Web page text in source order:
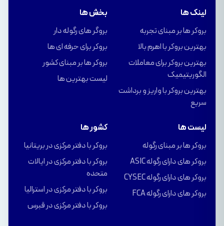
لینک ها
بروکر ها بر مبنای تجربه
بهترین بروکر با اهرم بالا
بهترین بروکر برای معاملات
الگوریتیمیک
بهترین بروکر با واریز و برداشت
سریع
بخش ها
بروگر های رگوله دار
بروکر برای حرفه ای ها
بروکر ها بر مبنای کشور
لیست بهترین ها
لیست ها
بروکر ها بر مبنای رگوله
بروکر های دارای رگوله ASIC
بروکر های دارای رگوله CYSEC
بروکر های دارای رگوله FCA
کشور ها
بروکر با دفتر مرکزی در بریتانیا
بروکر با دفتر مرکزی در ایالات
متحده
بروکر با دفتر مرکزی در استرالیا
بروکر با دفتر مرکزی در قبرس